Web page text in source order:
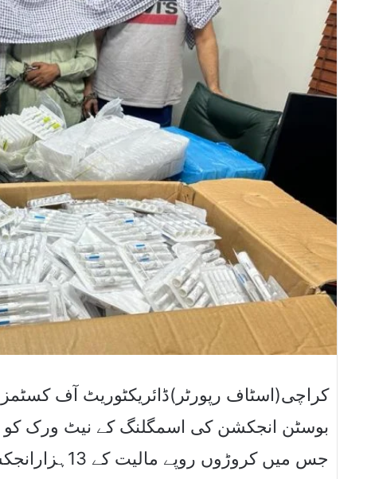
کراچی(اسٹاف رپورٹر)ڈائریکٹوریٹ آف
بوسٹن انجکشن کی اسمگلنگ کے نیٹ ورک کو
جس میں